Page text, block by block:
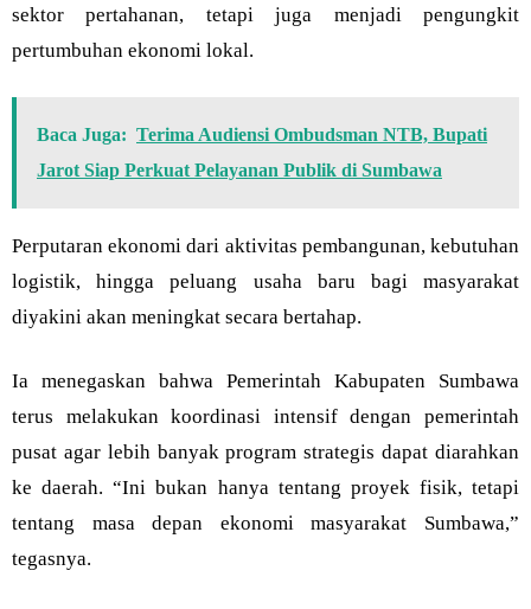
sektor pertahanan, tetapi juga menjadi pengungkit
pertumbuhan ekonomi lokal.
Baca Juga: Terima Audiensi Ombudsman NTB, Bupati
Jarot Siap Perkuat Pelayanan Publik di Sumbawa
Perputaran ekonomi dari aktivitas pembangunan, kebutuhan
logistik, hingga peluang usaha baru bagi masyarakat
diyakini akan meningkat secara bertahap.
Ia menegaskan bahwa Pemerintah Kabupaten Sumbawa
terus melakukan koordinasi intensif dengan pemerintah
pusat agar lebih banyak program strategis dapat diarahkan
ke daerah. “Ini bukan hanya tentang proyek fisik, tetapi
tentang masa depan ekonomi masyarakat Sumbawa,”
tegasnya.